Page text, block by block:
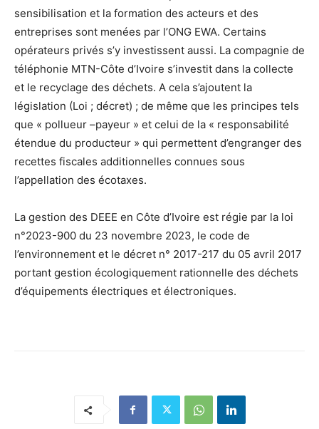
sensibilisation et la formation des acteurs et des
entreprises sont menées par l’ONG EWA. Certains
opérateurs privés s’y investissent aussi. La compagnie de
téléphonie MTN-Côte d’Ivoire s’investit dans la collecte
et le recyclage des déchets. A cela s’ajoutent la
législation (Loi ; décret) ; de même que les principes tels
que « pollueur –payeur » et celui de la « responsabilité
étendue du producteur » qui permettent d’engranger des
recettes fiscales additionnelles connues sous
l’appellation des écotaxes.
La gestion des DEEE en Côte d’Ivoire est régie par la loi
n°2023-900 du 23 novembre 2023, le code de
l’environnement et le décret n° 2017-217 du 05 avril 2017
portant gestion écologiquement rationnelle des déchets
d’équipements électriques et électroniques.